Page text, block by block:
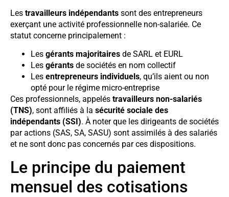
Les travailleurs indépendants sont des entrepreneurs
exerçant une activité professionnelle non-salariée. Ce
statut concerne principalement :
Les gérants majoritaires de SARL et EURL
Les gérants de sociétés en nom collectif
Les entrepreneurs individuels, qu’ils aient ou non
opté pour le régime micro-entreprise
Ces professionnels, appelés travailleurs non-salariés
(TNS), sont affiliés à la sécurité sociale des
indépendants (SSI). À noter que les dirigeants de sociétés
par actions (SAS, SA, SASU) sont assimilés à des salariés
et ne sont donc pas concernés par ces dispositions.
Le principe du paiement
mensuel des cotisations